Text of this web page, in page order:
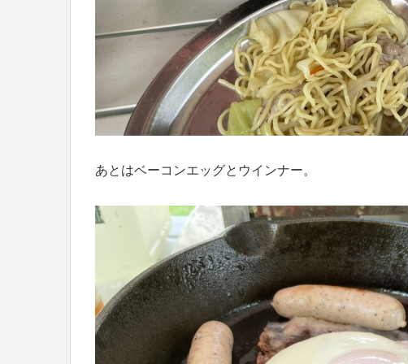
あとはベーコンエッグとウインナー。